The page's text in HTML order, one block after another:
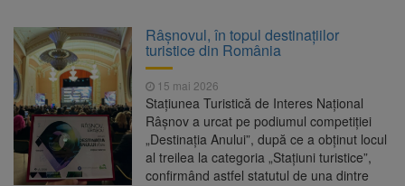
Râșnovul, în topul destinațiilor
turistice din România
15 mai 2026
Stațiunea Turistică de Interes Național
Râșnov a urcat pe podiumul competiției
„Destinația Anului”, după ce a obținut locul
al treilea la categoria „Stațiuni turistice”,
confirmând astfel statutul de una dintre